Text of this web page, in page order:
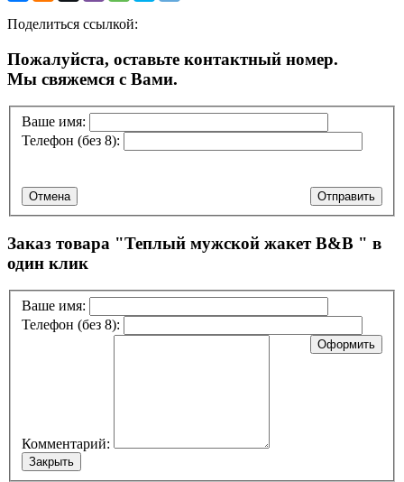
Поделиться ссылкой:
Пожалуйста, оставьте контактный номер.
Мы свяжемся с Вами.
Ваше имя:
Телефон (без 8):
Отправить
Отмена
Заказ товара "Теплый мужской жакет B&B " в
один клик
Ваше имя:
Телефон (без 8):
Комментарий:
Оформить
Закрыть